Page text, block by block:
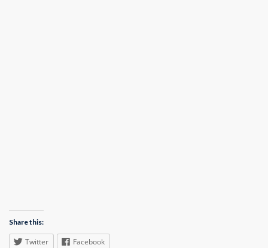
Share this:
Twitter Facebook